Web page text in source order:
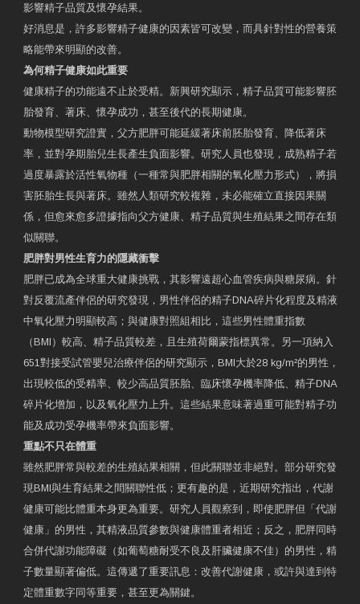
影響精子品質及懷孕結果。
好消息是，許多影響精子健康的因素皆可改變，而具針對性的營養策
略能帶來明顯的改善。
為何精子健康如此重要
健康精子的功能遠不止於受精。新興研究顯示，精子品質可能影響胚
胎發育、著床、懷孕成功，甚至後代的長期健康。
動物模型研究證實，父方肥胖可能延緩著床前胚胎發育、降低著床
率，並對孕期胎兒生長產生負面影響。研究人員也發現，成熟精子若
過度暴露於活性氧物種（一種常與肥胖相關的氧化壓力形式），將損
害胚胎生長與著床。雖然人類研究較複雜，未必能確立直接因果關
係，但愈來愈多證據指向父方健康、精子品質與生殖結果之間存在類
似關聯。
肥胖對男性生育力的隱藏衝擊
肥胖已成為全球重大健康挑戰，其影響遠超心血管疾病與糖尿病。針
對反覆流產伴侶的研究發現，男性伴侶的精子DNA碎片化程度及精液
中氧化壓力明顯較高；與健康對照組相比，這些男性體重指數
（BMI）較高、精子品質較差，且生殖荷爾蒙指標異常。另一項納入
651對接受試管嬰兒治療伴侶的研究顯示，BMI大於28 kg/m²的男性，
出現較低的受精率、較少高品質胚胎、臨床懷孕機率降低、精子DNA
碎片化增加，以及氧化壓力上升。這些結果意味著過重可能對精子功
能及成功受孕機率帶來負面影響。
重點不只在體重
雖然肥胖常與較差的生殖結果相關，但此關聯並非絕對。部分研究發
現BMI與生育結果之間關聯性低；更有趣的是，近期研究指出，代謝
健康可能比體重本身更為重要。研究人員觀察到，即使肥胖但「代謝
健康」的男性，其精液品質參數與健康體重者相近；反之，肥胖同時
合併代謝功能障礙（如葡萄糖耐受不良及肝臟健康不佳）的男性，精
子數量顯著偏低。這傳遞了重要訊息：改善代謝健康，或許與達到特
定體重數字同等重要，甚至更為關鍵。